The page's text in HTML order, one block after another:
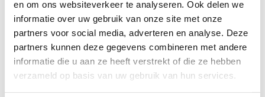
en om ons websiteverkeer te analyseren. Ook delen we
informatie over uw gebruik van onze site met onze
partners voor social media, adverteren en analyse. Deze
partners kunnen deze gegevens combineren met andere
informatie die u aan ze heeft verstrekt of die ze hebben
verzameld op basis van uw gebruik van hun services.
eens aan ons centrum als start- en/of eindpunt.
Wist je dat je vanuit ons centrum de mooiste
single track van Vlaanderenkan bedwingen?
Sporza gravellers Bert & Bavowaren het er
unaniem over eens.